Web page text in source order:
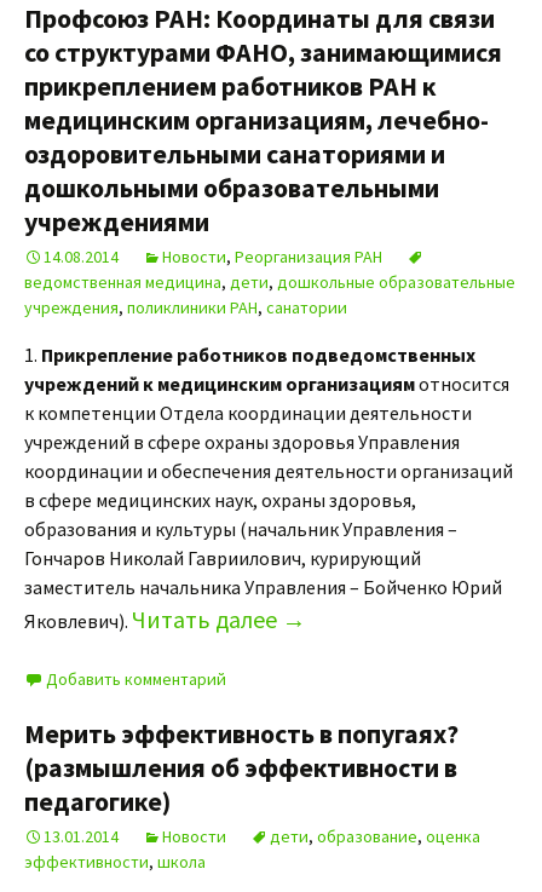
Профсоюз РАН: Координаты для связи
со структурами ФАНО, занимающимися
прикреплением работников РАН к
медицинским организациям, лечебно-
оздоровительными санаториями и
дошкольными образовательными
учреждениями
14.08.2014 Новости, Реорганизация РАН
ведомственная медицина, дети, дошкольные образовательные
учреждения, поликлиники РАН, санатории
1. Прикрепление работников подведомственных
учреждений к медицинским организациямотносится
к компетенции Отдела координации деятельности
учреждений в сфере охраны здоровья Управления
координации и обеспечения деятельности организаций
в сфере медицинских наук, охраны здоровья,
образования и культуры (начальник Управления –
Гончаров Николай Гавриилович, курирующий
заместитель начальника Управления – Бойченко Юрий
Яковлевич). Читать далее →
Добавить комментарий
Мерить эффективность в попугаях?
(размышления об эффективности в
педагогике)
13.01.2014 Новости дети, образование, оценка
эффективности, школа